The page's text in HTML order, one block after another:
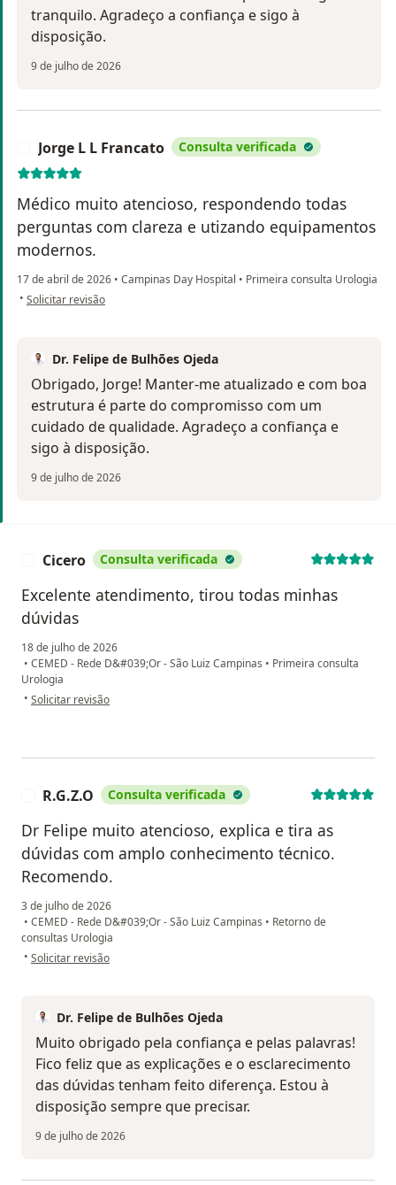
tranquilo. Agradeço a confiança e sigo à
disposição.
9 de julho de 2026
Jorge L L Francato Consulta verificada
Médico muito atencioso, respondendo todas
perguntas com clareza e utizando equipamentos
modernos.
17 de abril de 2026 • Campinas Day Hospital • Primeira consulta Urologia
• na opinião do utilizador Jorge L L Francato
Solicitar revisão
Dr. Felipe de Bulhões Ojeda
Obrigado, Jorge! Manter-me atualizado e com boa
estrutura é parte do compromisso com um
cuidado de qualidade. Agradeço a confiança e
sigo à disposição.
9 de julho de 2026
Cicero Consulta verificada
Excelente atendimento, tirou todas minhas
dúvidas
18 de julho de 2026
• CEMED - Rede D&#039;Or - São Luiz Campinas • Primeira consulta
Urologia
• na opinião do utilizador Cicero
Solicitar revisão
R.G.Z.O Consulta verificada
Dr Felipe muito atencioso, explica e tira as
dúvidas com amplo conhecimento técnico.
Recomendo.
3 de julho de 2026
• CEMED - Rede D&#039;Or - São Luiz Campinas • Retorno de
consultas Urologia
• na opinião do utilizador R.G.Z.O
Solicitar revisão
Dr. Felipe de Bulhões Ojeda
Muito obrigado pela confiança e pelas palavras!
Fico feliz que as explicações e o esclarecimento
das dúvidas tenham feito diferença. Estou à
disposição sempre que precisar.
9 de julho de 2026